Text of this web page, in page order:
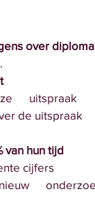
over diploma
uitspraak
de uitspraak
van hun tijd
cijfers
nieuw